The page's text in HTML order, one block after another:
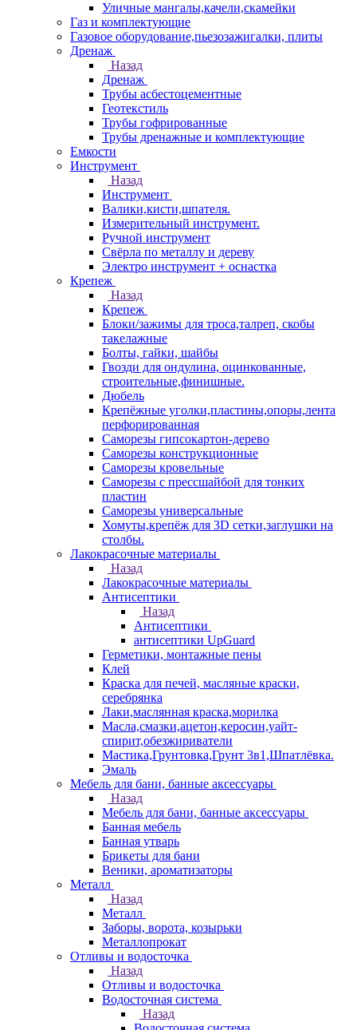
Уличные мангалы,качели,скамейки
Газ и комплектующие
Газовое оборудование,пьезозажигалки, плиты
Дренаж
Назад
Дренаж
Трубы асбестоцементные
Геотекстиль
Трубы гофрированные
Трубы дренажные и комплектующие
Емкости
Инструмент
Назад
Инструмент
Валики,кисти,шпателя.
Измерительный инструмент.
Ручной инструмент
Свёрла по металлу и дереву
Электро инструмент + оснастка
Крепеж
Назад
Крепеж
Блоки/зажимы для троса,талреп, скобы
такелажные
Болты, гайки, шайбы
Гвозди для ондулина, оцинкованные,
строительные,финишные.
Дюбель
Крепёжные уголки,пластины,опоры,лента
перфорированная
Саморезы гипсокартон-дерево
Саморезы конструкционные
Саморезы кровельные
Саморезы с прессшайбой для тонких
пластин
Саморезы универсальные
Хомуты,крепёж для 3D сетки,заглушки на
столбы.
Лакокрасочные материалы
Назад
Лакокрасочные материалы
Антисептики
Назад
Антисептики
антисептики UpGuard
Герметики, монтажные пены
Клей
Краска для печей, масляные краски,
серебрянка
Лаки,маслянная краска,морилка
Масла,смазки,ацетон,керосин,уайт-
спирит,обезжириватели
Мастика,Грунтовка,Грунт 3в1,Шпатлёвка.
Эмаль
Мебель для бани, банные аксессуары
Назад
Мебель для бани, банные аксессуары
Банная мебель
Банная утварь
Брикеты для бани
Веники, ароматизаторы
Металл
Назад
Металл
Заборы, ворота, козырьки
Металлопрокат
Отливы и водосточка
Назад
Отливы и водосточка
Водосточная система
Назад